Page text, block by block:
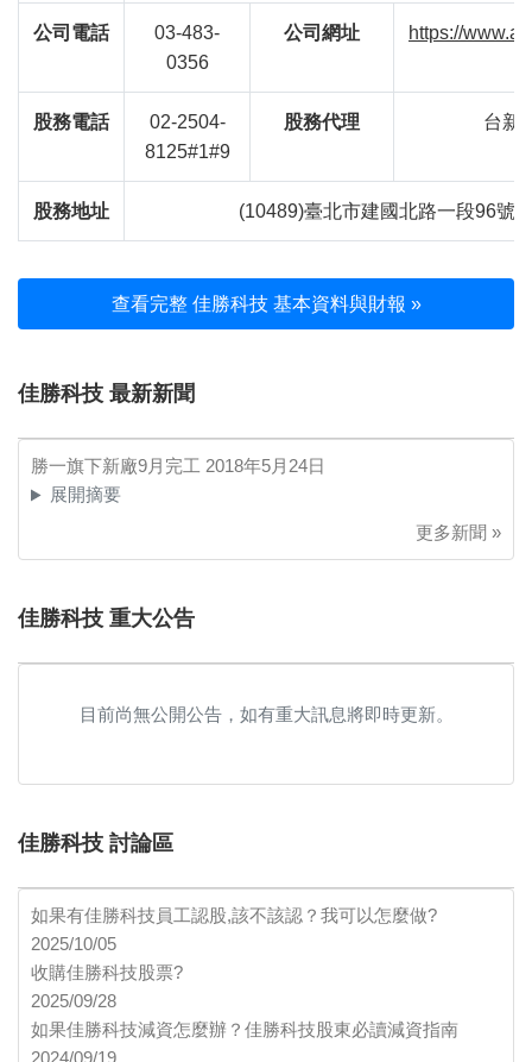
公司電話
03-483-
0356
公司網址 https://
股務電話
02-2504-
8125#1#9
股務代理 台新
股務地址 (10489)臺北市建國北路一段96號
查看完整 佳勝科技 基本資料與財報 »
佳勝科技 最新新聞
勝一旗下新廠9月完工 2018年5月24日
展開摘要
更多新聞 »
佳勝科技 重大公告
目前尚無公開公告，如有重大訊息將即時更新。
佳勝科技 討論區
如果有佳勝科技員工認股,該不該認？我可以怎麼做?
2025/10/05
收購佳勝科技股票?
2025/09/28
如果佳勝科技減資怎麼辦？佳勝科技股東必讀減資指南